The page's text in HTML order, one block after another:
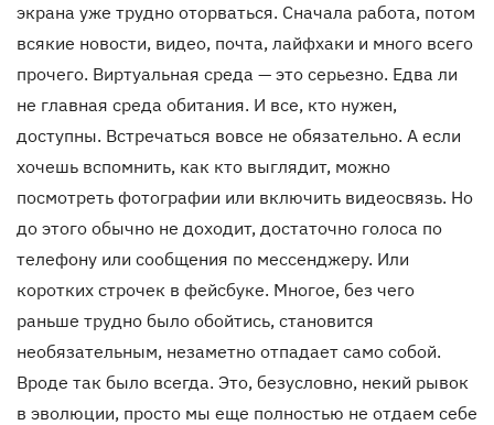
экрана уже трудно оторваться. Сначала работа, потом
всякие новости, видео, почта, лайфхаки и много всего
прочего. Виртуальная среда — это серьезно. Едва ли
не главная среда обитания. И все, кто нужен,
доступны. Встречаться вовсе не обязательно. А если
хочешь вспомнить, как кто выглядит, можно
посмотреть фотографии или включить видеосвязь. Но
до этого обычно не доходит, достаточно голоса по
телефону или сообщения по мессенджеру. Или
коротких строчек в фейсбуке. Многое, без чего
раньше трудно было обойтись, становится
необязательным, незаметно отпадает само собой.
Вроде так было всегда. Это, безусловно, некий рывок
в эволюции, просто мы еще полностью не отдаем себе